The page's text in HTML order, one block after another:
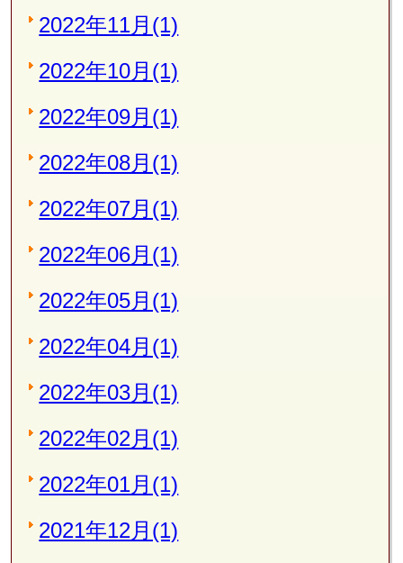
2022年11月(1)
2022年10月(1)
2022年09月(1)
2022年08月(1)
2022年07月(1)
2022年06月(1)
2022年05月(1)
2022年04月(1)
2022年03月(1)
2022年02月(1)
2022年01月(1)
2021年12月(1)